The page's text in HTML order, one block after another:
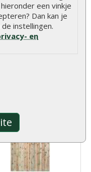
een vinkje
Dan kan je
instellingen.
en
grenen
1,6 x 14 x